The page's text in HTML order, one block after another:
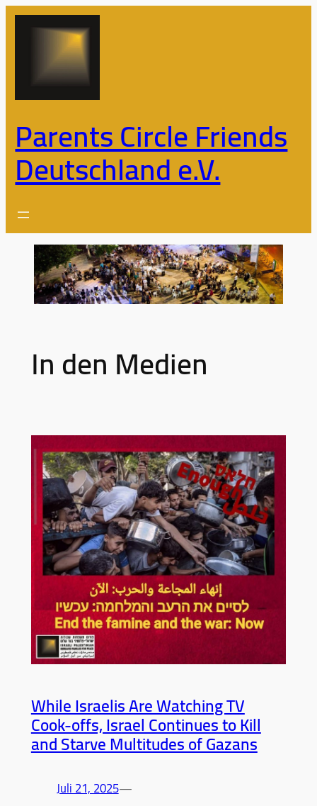
Zum
Parents Circle Friends
Deutschland e.V.
In den Medien
While Israelis Are Watching TV
Cook-offs, Israel Continues to Kill
and Starve Multitudes of Gazans
Juli 21, 2025—